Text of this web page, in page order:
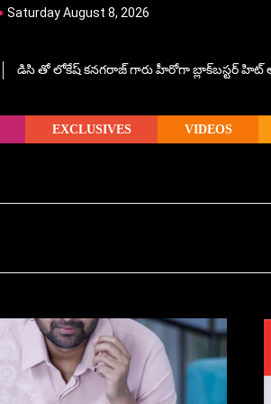
Saturday August 8, 2026
డిసి తో లోకేష్ కనగరాజ్ గారు హీరోగా బ్లాక్‌బస్టర్ హిట్
EXCLUSIVES VIDEOS